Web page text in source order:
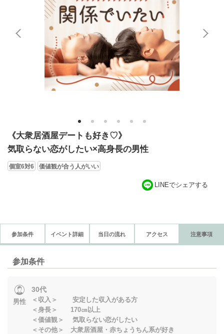
1 2 3 4 5 6
《大衆居酒屋デートも好き♡》
気取らない恋がしたい×高身長の男性
個室6対6 価値観が合う人がいい
LINEでシェアする
参加条件 イベント詳細 当日の流れ アクセス 注意事項
参加条件
男性
30代
＜収入＞ 安定した収入がある方
＜身長＞ 170㎝以上
＜価値観＞ 気取らない恋がしたい
＜その他＞ 大衆居酒屋・赤ちょうちん系が好き